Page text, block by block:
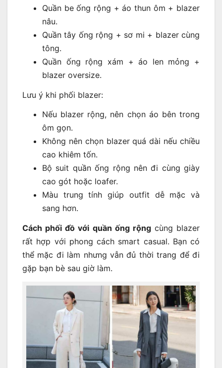
Quần be ống rộng + áo thun ôm + blazer
nâu.
Quần tây ống rộng + sơ mi + blazer cùng
tông.
Quần ống rộng xám + áo len mỏng +
blazer oversize.
Lưu ý khi phối blazer:
Nếu blazer rộng, nên chọn áo bên trong
ôm gọn.
Không nên chọn blazer quá dài nếu chiều
cao khiêm tốn.
Bộ suit quần ống rộng nên đi cùng giày
cao gót hoặc loafer.
Màu trung tính giúp outfit dễ mặc và
sang hơn.
Cách phối đồ với quần ống rộngcùng blazer
rất hợp với phong cách smart casual. Bạn có
thể mặc đi làm nhưng vẫn đủ thời trang để đi
gặp bạn bè sau giờ làm.